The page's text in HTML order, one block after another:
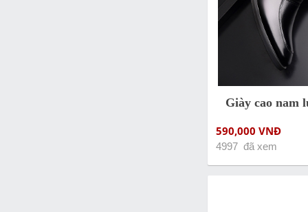
Giày cao nam
590,000 VNĐ
4997 đã xem